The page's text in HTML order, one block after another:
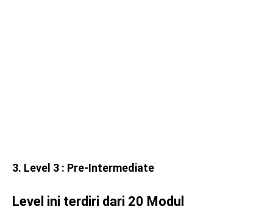
3. Level 3 : Pre-Intermediate
Level ini terdiri dari 20 Modul